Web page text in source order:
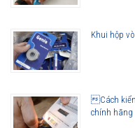
Đại lý ủy quyền SKF chính
Hotline 24/7:
999
Khui hộp
Cách kiểm
chính hãng